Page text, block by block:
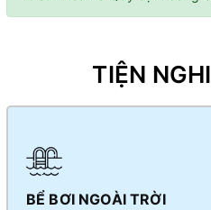
TIỆN
BỂ BƠI NGOÀI TRỜI